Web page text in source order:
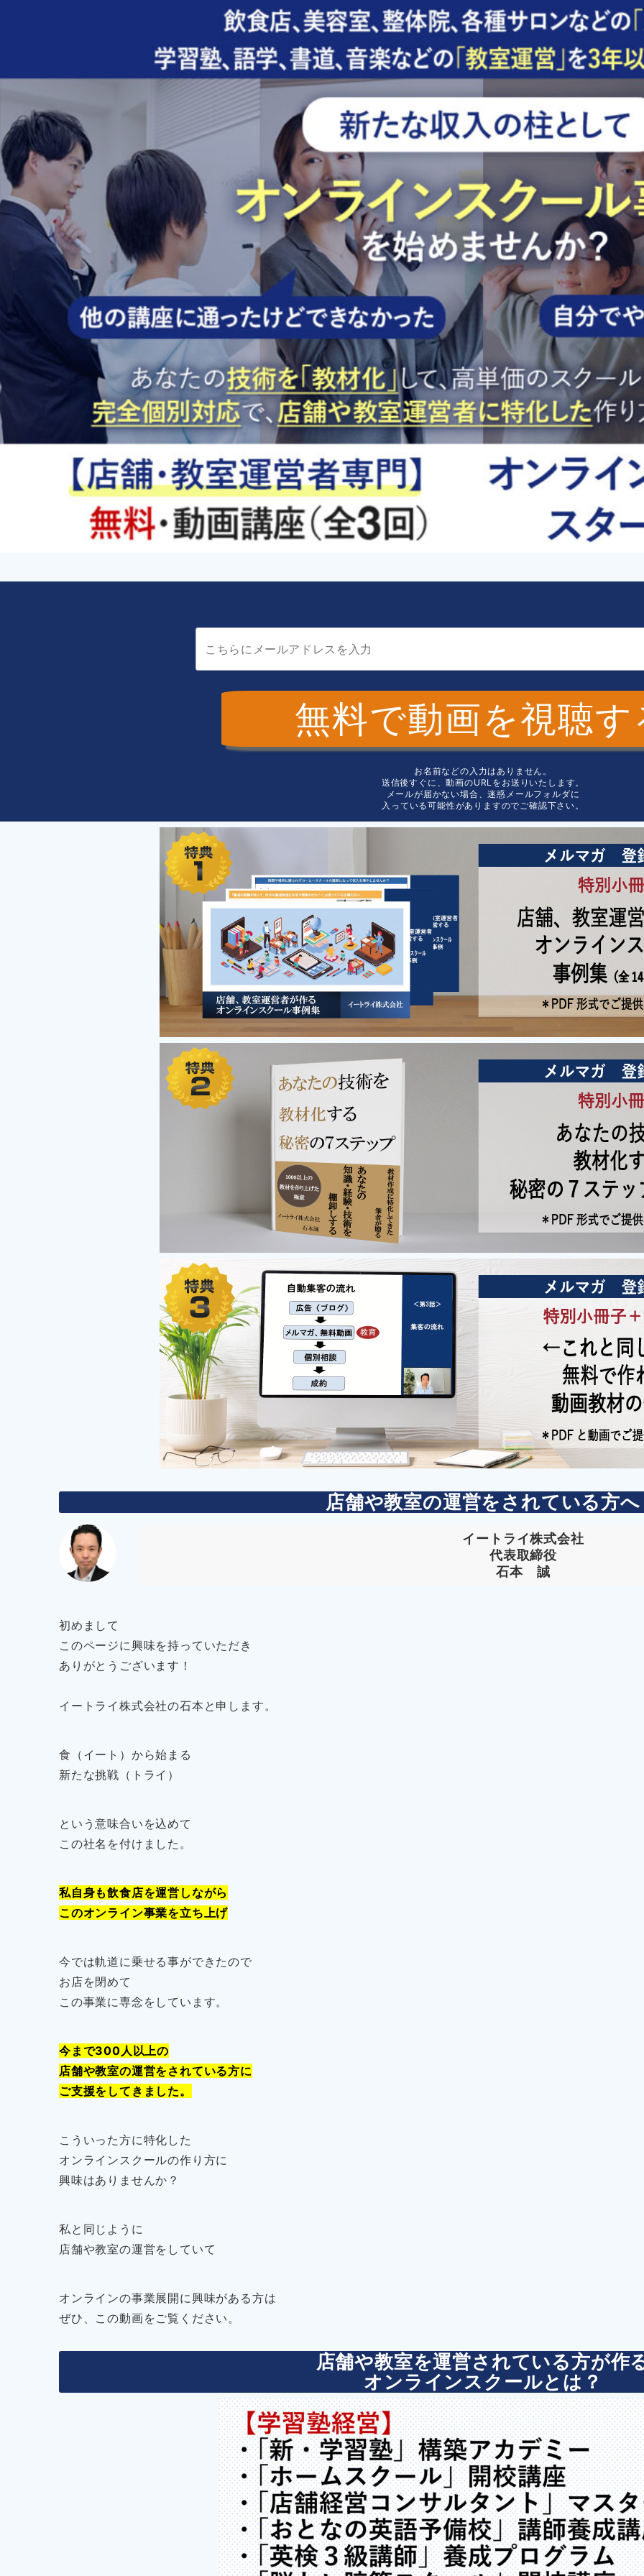
無料で動画を視聴す
お名前などの入力はありません。
送信後すぐに、動画のURLをお送りいたします。
メールが届かない場合、迷惑メールフォルダに
入っている可能性がありますのでご確認下さい。
店舗や教室の運営をされている方へ
イートライ株式会社
代表取締役
石本 誠
初めまして
このページに興味を持っていただき
ありがとうございます！
イートライ株式会社の石本と申します。
食（イート）から始まる
新たな挑戦（トライ）
という意味合いを込めて
この社名を付けました。
私自身も飲食店を運営しながら
このオンライン事業を立ち上げ
今では軌道に乗せる事ができたので
お店を閉めて
この事業に専念をしています。
今まで300人以上の
店舗や教室の運営をされている方に
ご支援をしてきました。
こういった方に特化した
オンラインスクールの作り方に
興味はありませんか？
私と同じように
店舗や教室の運営をしていて
オンラインの事業展開に興味がある方は
ぜひ、この動画をご覧ください。
店舗や教室を運営されている方が作
オンラインスクールとは？